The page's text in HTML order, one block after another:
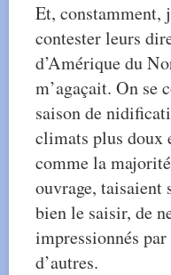
Et, constamment,
contester leurs
d’Amérique du
m’agaçait. On se
saison de
climats plus doux
comme la
ouvrage, taisaient
bien le saisir, de
impressionnés par
d’autres.